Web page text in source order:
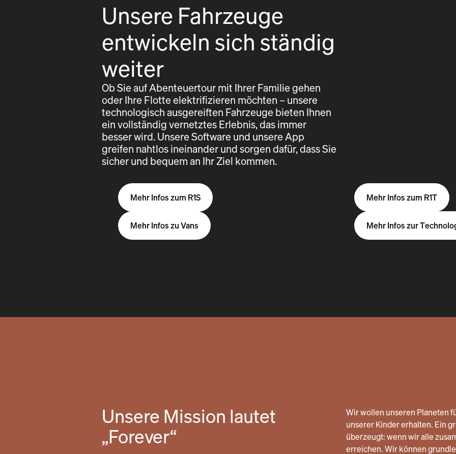
Unsere Fahrzeuge
entwickeln sich ständig
weiter
Ob Sie auf Abenteuertour mit Ihrer Familie gehen
oder Ihre Flotte elektrifizieren möchten – unsere
technologisch ausgereiften Fahrzeuge bieten Ihnen
ein vollständig vernetztes Erlebnis, das immer
besser wird. Unsere Software und unsere App
greifen nahtlos ineinander und sorgen dafür, dass Sie
sicher und bequem an Ihr Ziel kommen.
Mehr Infos zum R1S Mehr Infos zum R1T
Mehr Infos zu Vans Mehr Infos zur
Unsere Mission lautet
„Forever“
Wir wollen unseren Planeten
unserer Kinder erhalten. Ein
überzeugt: wenn wir alle
erreichen. Wir können